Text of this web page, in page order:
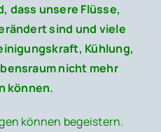
dass unsere Flüsse,
sind und viele
Kühlung,
nicht mehr
können.
können begeistern.